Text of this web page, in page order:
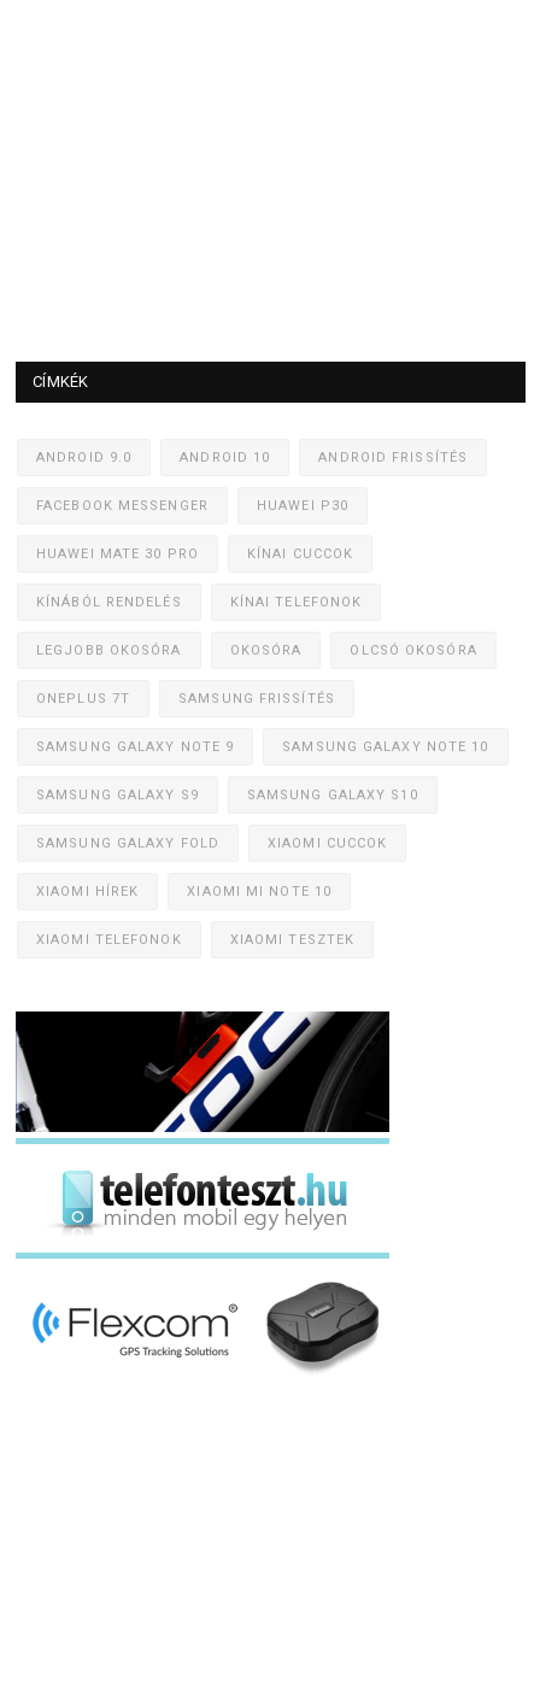
CÍMKÉK
ANDROID 9.0 ANDROID 10 ANDROID FRISSÍTÉS
FACEBOOK MESSENGER HUAWEI P30
HUAWEI MATE 30 PRO KÍNAI CUCCOK
KÍNÁBÓL RENDELÉS KÍNAI TELEFONOK
LEGJOBB OKOSÓRA OKOSÓRA OLCSÓ OKOSÓRA
ONEPLUS 7T SAMSUNG FRISSÍTÉS
SAMSUNG GALAXY NOTE 9 SAMSUNG GALAXY NOTE 10
SAMSUNG GALAXY S9 SAMSUNG GALAXY S10
SAMSUNG GALAXY FOLD XIAOMI CUCCOK
XIAOMI HÍREK XIAOMI MI NOTE 10
XIAOMI TELEFONOK XIAOMI TESZTEK